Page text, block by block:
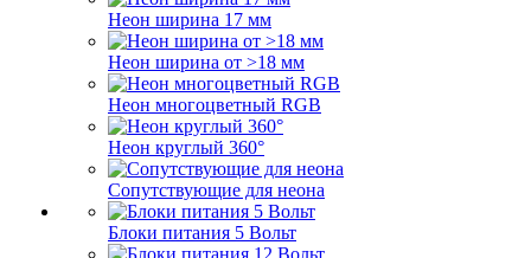
Неон ширина 17 мм
Неон ширина от >18 мм
Неон многоцветный RGB
Неон круглый 360°
Сопутствующие для неона
Блоки питания 5 Вольт